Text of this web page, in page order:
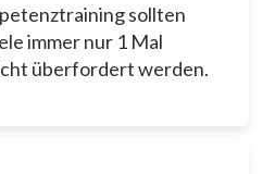
sollten
immer nur 1 Mal
überfordert werden.